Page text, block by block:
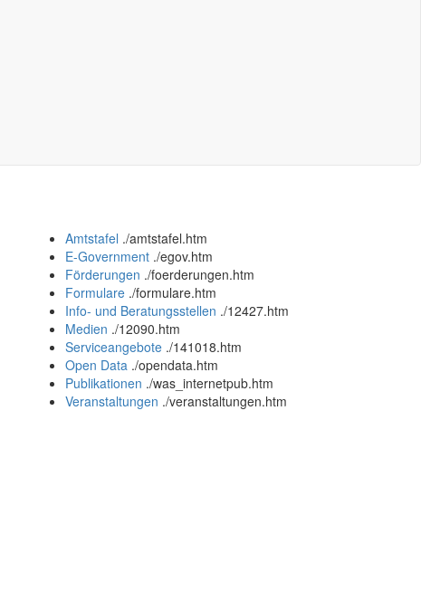
Amtstafel ./amtstafel.htm
E-Government ./egov.htm
Förderungen ./foerderungen.htm
Formulare ./formulare.htm
Info- und Beratungsstellen ./12427.htm
Medien ./12090.htm
Serviceangebote ./141018.htm
Open Data ./opendata.htm
Publikationen ./was_internetpub.htm
Veranstaltungen ./veranstaltungen.htm